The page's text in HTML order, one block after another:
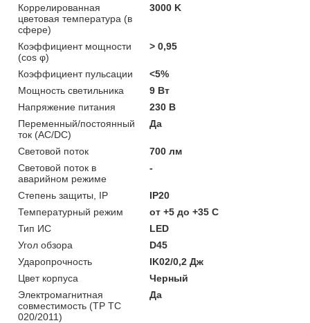
Коррелированная
цветовая температура (в
сфере)
3000 K
Коэффициент мощности
(cos φ)
> 0,95
Коэффициент пульсации
<5%
Мощность светильника
9 Вт
Напряжение питания
230 В
Переменный/постоянный
ток (AC/DC)
Да
Световой поток
700 лм
Световой поток в
аварийном режиме
-
Степень защиты, IP
IP20
Температурный режим
от +5 до +35 C
Тип ИС
LED
Угол обзора
D45
Ударопрочность
IK02/0,2 Дж
Цвет корпуса
Черный
Электромагнитная
совместимость (ТР ТС
020/2011)
Да